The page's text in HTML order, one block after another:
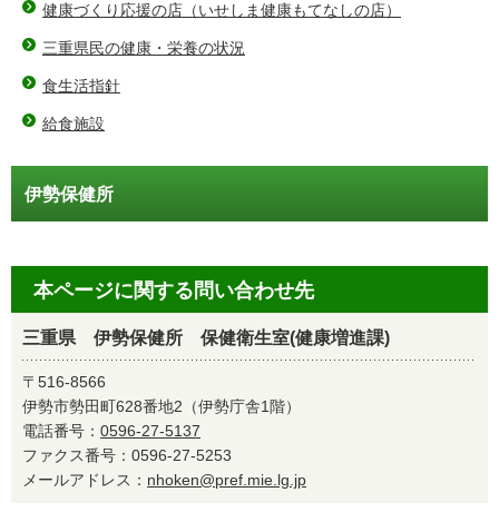
健康づくり応援の店（いせしま健康もてなしの店）
三重県民の健康・栄養の状況
食生活指針
給食施設
伊勢保健所
本ページに関する問い合わせ先
三重県 伊勢保健所 保健衛生室(健康増進課)
〒516-8566
伊勢市勢田町628番地2（伊勢庁舎1階）
電話番号： 0596-27-5137
ファクス番号：0596-27-5253
メールアドレス： nhoken@pref.mie.lg.jp